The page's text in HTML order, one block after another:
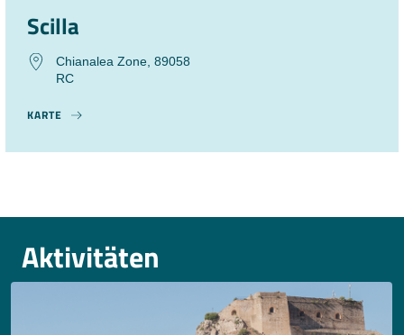
Scilla
Chianalea Zone, 89058
RC
KARTE
Aktivitäten